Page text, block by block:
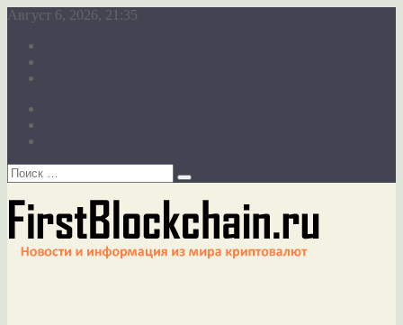
Август 6, 2026, 21:35